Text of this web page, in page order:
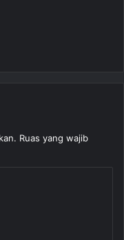
Ruas yang wajib